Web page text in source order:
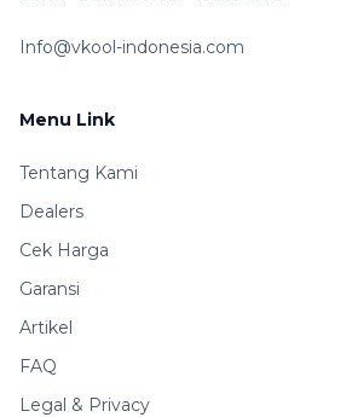
Info@vkool-indonesia.com
Menu Link
Tentang Kami
Dealers
Cek Harga
Garansi
Artikel
FAQ
Legal & Privacy